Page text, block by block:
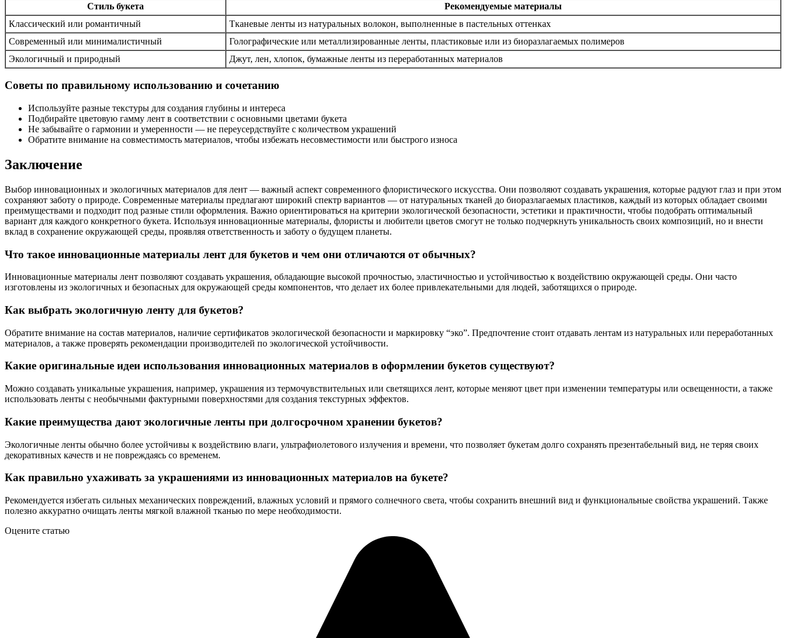
Стиль букета
Рекомендуемые материалы
Классический или романтичный
Тканевые ленты из натуральных волокон, выполненные в пастельных оттенках
Современный или минималистичный
Голографические или металлизированные ленты, пластиковые или из биоразлагаемых полимеров
Экологичный и природный
Джут, лен, хлопок, бумажные ленты из переработанных материалов
Советы по правильному использованию и сочетанию
Используйте разные текстуры для создания глубины и интереса
Подбирайте цветовую гамму лент в соответствии с основными цветами букета
Не забывайте о гармонии и умеренности — не переусердствуйте с количеством украшений
Обратите внимание на совместимость материалов, чтобы избежать несовместимости или быстрого износа
Заключение
Выбор инновационных и экологичных материалов для лент — важный аспект современного флористического искусства. Они позволяют создавать украшения, которые радуют глаз и при этом
сохраняют заботу о природе. Современные материалы предлагают широкий спектр вариантов — от натуральных тканей до биоразлагаемых пластиков, каждый из которых обладает своими
преимуществами и подходит под разные стили оформления. Важно ориентироваться на критерии экологической безопасности, эстетики и практичности, чтобы подобрать оптимальный
вариант для каждого конкретного букета. Используя инновационные материалы, флористы и любители цветов смогут не только подчеркнуть уникальность своих композиций, но и внести
вклад в сохранение окружающей среды, проявляя ответственность и заботу о будущем планеты.
Что такое инновационные материалы лент для букетов и чем они отличаются от обычных?
Инновационные материалы лент позволяют создавать украшения, обладающие высокой прочностью, эластичностью и устойчивостью к воздействию окружающей среды. Они часто
изготовлены из экологичных и безопасных для окружающей среды компонентов, что делает их более привлекательными для людей, заботящихся о природе.
Как выбрать экологичную ленту для букетов?
Обратите внимание на состав материалов, наличие сертификатов экологической безопасности и маркировку “эко”. Предпочтение стоит отдавать лентам из натуральных или переработанных
материалов, а также проверять рекомендации производителей по экологической устойчивости.
Какие оригинальные идеи использования инновационных материалов в оформлении букетов существуют?
Можно создавать уникальные украшения, например, украшения из термочувствительных или светящихся лент, которые меняют цвет при изменении температуры или освещенности, а также
использовать ленты с необычными фактурными поверхностями для создания текстурных эффектов.
Какие преимущества дают экологичные ленты при долгосрочном хранении букетов?
Экологичные ленты обычно более устойчивы к воздействию влаги, ультрафиолетового излучения и времени, что позволяет букетам долго сохранять презентабельный вид, не теряя своих
декоративных качеств и не повреждаясь со временем.
Как правильно ухаживать за украшениями из инновационных материалов на букете?
Рекомендуется избегать сильных механических повреждений, влажных условий и прямого солнечного света, чтобы сохранить внешний вид и функциональные свойства украшений. Также
полезно аккуратно очищать ленты мягкой влажной тканью по мере необходимости.
Оцените статью